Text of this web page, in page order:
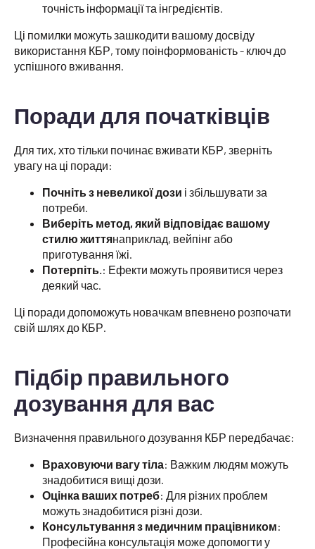
точність інформації та інгредієнтів.
Ці помилки можуть зашкодити вашому досвіду
використання КБР, тому поінформованість - ключ до
успішного вживання.
Поради для початківців
Для тих, хто тільки починає вживати КБР, зверніть
увагу на ці поради:
Почніть з невеликої дози і збільшувати за
потреби.
Виберіть метод, який відповідає вашому
стилю життянаприклад, вейпінг або
приготування їжі.
Потерпіть.: Ефекти можуть проявитися через
деякий час.
Ці поради допоможуть новачкам впевнено розпочати
свій шлях до КБР.
Підбір правильного
дозування для вас
Визначення правильного дозування КБР передбачає:
Враховуючи вагу тіла: Важким людям можуть
знадобитися вищі дози.
Оцінка ваших потреб: Для різних проблем
можуть знадобитися різні дози.
Консультування з медичним працівником:
Професійна консультація може допомогти у